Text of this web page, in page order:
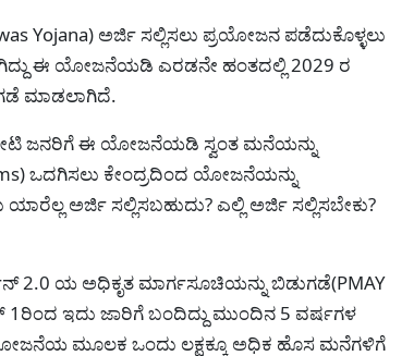
Yojana) ಅರ್ಜಿ ಸಲ್ಲಿಸಲು ಪ್ರಯೋಜನ ಪಡೆದುಕೊಳ್ಳಲು
ಈ ಯೋಜನೆಯಡಿ ಎರಡನೇ ಹಂತದಲ್ಲಿ 2029 ರ
ಮಾಡಲಾಗಿದೆ.
ಜನರಿಗೆ ಈ ಯೋಜನೆಯಡಿ ಸ್ವಂತ ಮನೆಯನ್ನು
ಒದಗಿಸಲು ಕೇಂದ್ರದಿಂದ ಯೋಜನೆಯನ್ನು
ಅರ್ಜಿ ಸಲ್ಲಿಸಬಹುದು? ಎಲ್ಲಿ ಅರ್ಜಿ ಸಲ್ಲಿಸಬೇಕು?
2.0 ಯ ಅಧಿಕೃತ ಮಾರ್ಗಸೂಚಿಯನ್ನು ಬಿಡುಗಡೆ(PMAY
1ರಿಂದ ಇದು ಜಾರಿಗೆ ಬಂದಿದ್ದು ಮುಂದಿನ 5 ವರ್ಷಗಳ
ಮೂಲಕ ಒಂದು ಲಕ್ಷಕ್ಕೂ ಅಧಿಕ ಹೊಸ ಮನೆಗಳಿಗೆ